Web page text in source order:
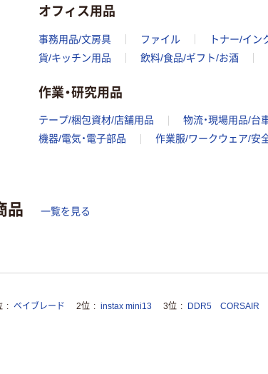
オフィス用品
事務用品/文房具 ファイル トナー/イン
貨/キッチン用品
飲料/食品/ギフト/お酒
作業・研究用品
テープ/梱包資材/店舗用品 物流・現場用品/台
機器/電気・電子部品
作業服/ワークウェア/安
品 一覧を見る
ベイブレード 2位 instax mini13 3位 DDR5 CORSAIR